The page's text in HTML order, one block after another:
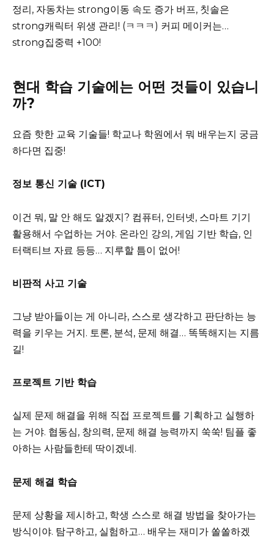
정리, 자동차는 strong이동 속도 증가 버프, 칫솔은
strong캐릭터 위생 관리! (ㅋㅋㅋ) 커피 메이커는…
strong집중력 +100!
현대 학습 기술에는 어떤 것들이 있습니
까?
요즘 핫한 교육 기술들! 학교나 학원에서 뭐 배우는지 궁금
하다면 집중!
정보 통신 기술 (ICT)
이건 뭐, 말 안 해도 알겠지? 컴퓨터, 인터넷, 스마트 기기
활용해서 수업하는 거야. 온라인 강의, 게임 기반 학습, 인
터랙티브 자료 등등… 지루할 틈이 없어!
비판적 사고 기술
그냥 받아들이는 게 아니라, 스스로 생각하고 판단하는 능
력을 키우는 거지. 토론, 분석, 문제 해결… 똑똑해지는 지름
길!
프로젝트 기반 학습
실제 문제 해결을 위해 직접 프로젝트를 기획하고 실행하
는 거야. 협동심, 창의력, 문제 해결 능력까지 쑥쑥! 팀플 좋
아하는 사람들한테 딱이겠네.
문제 해결 학습
문제 상황을 제시하고, 학생 스스로 해결 방법을 찾아가는
방식이야. 탐구하고, 실험하고… 배우는 재미가 쏠쏠하겠